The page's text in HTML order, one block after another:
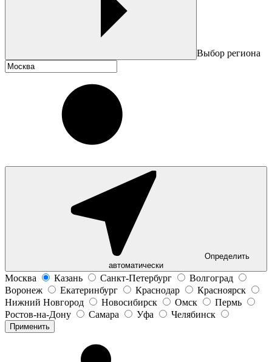
Выбор региона
Определить
автоматически
Москва Казань Санкт-Петербург
Волгоград
Воронеж
Екатеринбург Краснодар
Красноярск
Нижний Новгород
Новосибирск Омск
Пермь
Ростов-на-Дону
Самара Уфа Челябинск
Применить